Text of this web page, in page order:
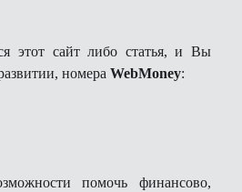
этот сайт либо статья, и Вы
номераWebMoney:
помочь финансово,